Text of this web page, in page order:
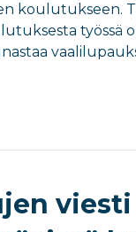
koulutukseen.
työssä